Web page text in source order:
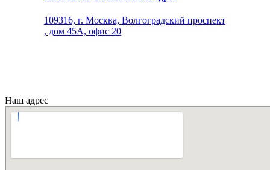
109316, г. Москва, Волгоградский проспект
, дом 45А, офис 20
Наш адрес